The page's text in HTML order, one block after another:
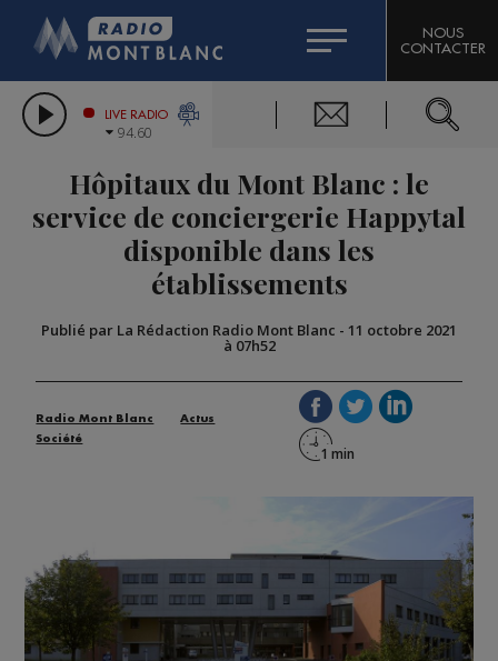
LES CHRONIQUES DE L'EXPERT
CITIZEN MACHINERY
GRAND MASSIF DOMAINES SKIABLES
BIGARD
COMPAGNIE DU MONT-BLANC
NOUS
CONTACTER
LIVE RADIO
94.60
Hôpitaux du Mont Blanc : le
service de conciergerie Happytal
disponible dans les
établissements
Publié par La Rédaction Radio Mont Blanc - 11 octobre 2021
à 07h52
Radio Mont Blanc
Actus
Société